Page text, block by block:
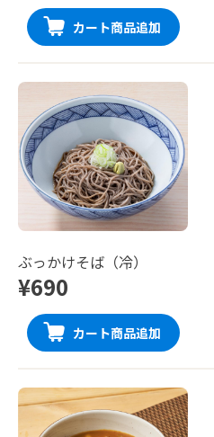
カート商品追加
ぶっかけそば（冷）
¥690
カート商品追加